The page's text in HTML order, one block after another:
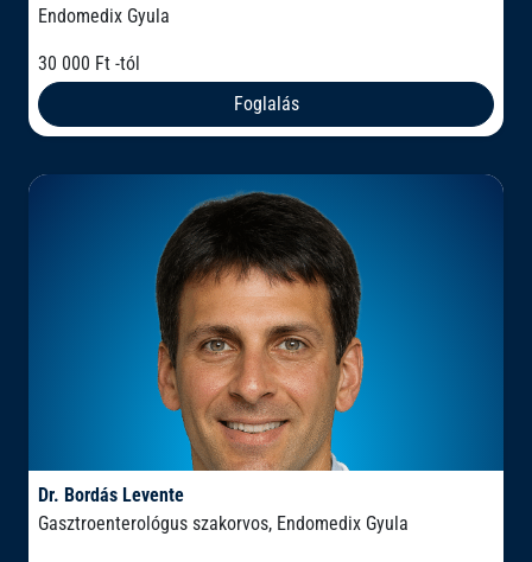
Endomedix Gyula
30 000 Ft -tól
Foglalás
Dr. Bordás Levente
Gasztroenterológus szakorvos, Endomedix Gyula